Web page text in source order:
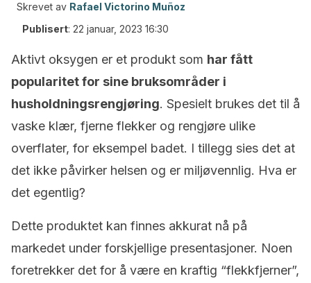
Skrevet av Rafael Victorino Muñoz
Publisert: 22 januar, 2023 16:30
Aktivt oksygen er et produkt som har fått
popularitet for sine bruksområder i
husholdningsrengjøring. Spesielt brukes det til å
vaske klær, fjerne flekker og rengjøre ulike
overflater, for eksempel badet. I tillegg sies det at
det ikke påvirker helsen og er miljøvennlig. Hva er
det egentlig?
Dette produktet kan finnes akkurat nå på
markedet under forskjellige presentasjoner. Noen
foretrekker det for å være en kraftig “flekkfjerner”,